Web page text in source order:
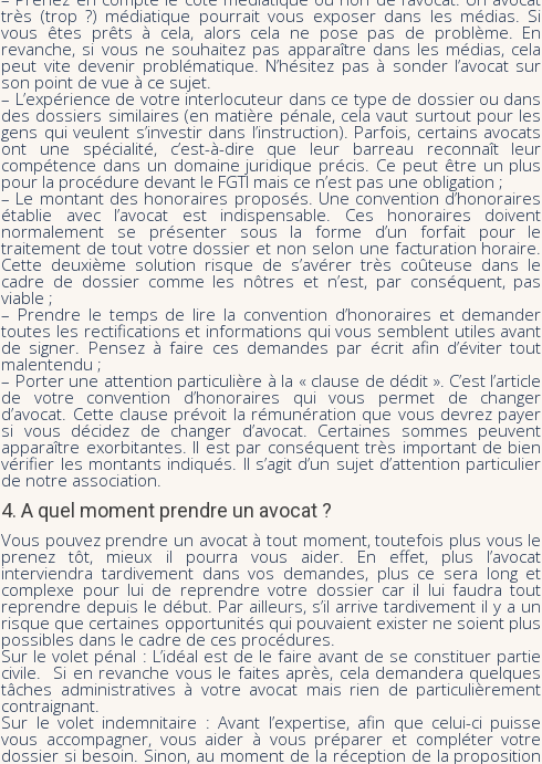
très (trop ?) médiatique pourrait vous exposer dans les médias. Si
vous êtes prêts à cela, alors cela ne pose pas de problème. En
revanche, si vous ne souhaitez pas apparaître dans les médias, cela
peut vite devenir problématique. N’hésitez pas à sonder l’avocat sur
son point de vue à ce sujet.
– L’expérience de votre interlocuteur dans ce type de dossier ou dans
des dossiers similaires (en matière pénale, cela vaut surtout pour les
gens qui veulent s’investir dans l’instruction). Parfois, certains avocats
ont une spécialité, c’est-à-dire que leur barreau reconnaît leur
compétence dans un domaine juridique précis. Ce peut être un plus
pour la procédure devant le FGTI mais ce n’est pas une obligation ;
– Le montant des honoraires proposés. Une convention d’honoraires
établie avec l’avocat est indispensable. Ces honoraires doivent
normalement se présenter sous la forme d’un forfait pour le
traitement de tout votre dossier et non selon une facturation horaire.
Cette deuxième solution risque de s’avérer très coûteuse dans le
cadre de dossier comme les nôtres et n’est, par conséquent, pas
viable ;
– Prendre le temps de lire la convention d’honoraires et demander
toutes les rectifications et informations qui vous semblent utiles avant
de signer. Pensez à faire ces demandes par écrit afin d’éviter tout
malentendu ;
– Porter une attention particulière à la « clause de dédit ». C’est l’article
de votre convention d’honoraires qui vous permet de changer
d’avocat. Cette clause prévoit la rémunération que vous devrez payer
si vous décidez de changer d’avocat. Certaines sommes peuvent
apparaître exorbitantes. Il est par conséquent très important de bien
vérifier les montants indiqués. Il s’agit d’un sujet d’attention particulier
de notre association.
4. A quel moment prendre un avocat ?
Vous pouvez prendre un avocat à tout moment, toutefois plus vous le
prenez tôt, mieux il pourra vous aider. En effet, plus l’avocat
interviendra tardivement dans vos demandes, plus ce sera long et
complexe pour lui de reprendre votre dossier car il lui faudra tout
reprendre depuis le début. Par ailleurs, s’il arrive tardivement il y a un
risque que certaines opportunités qui pouvaient exister ne soient plus
possibles dans le cadre de ces procédures.
Sur le volet pénal : L’idéal est de le faire avant de se constituer partie
civile. Si en revanche vous le faites après, cela demandera quelques
tâches administratives à votre avocat mais rien de particulièrement
contraignant.
Sur le volet indemnitaire : Avant l’expertise, afin que celui-ci puisse
vous accompagner, vous aider à vous préparer et compléter votre
dossier si besoin. Sinon, au moment de la réception de la proposition